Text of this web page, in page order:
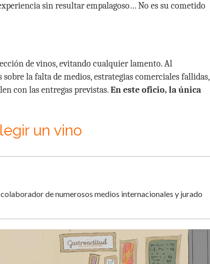
sin resultar empalagoso… No es su cometido
de vinos, evitando cualquier lamento. Al
la falta de medios, estrategias comerciales fallidas,
con las entregas previstas.En este oficio, la única
un vino
de numerosos medios internacionales y jurado